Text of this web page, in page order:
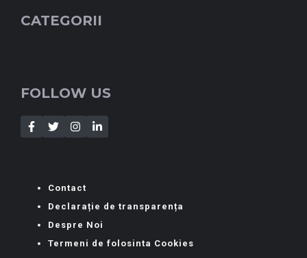
CATEGORII
FOLLOW US
Contact
Declarație de transparența
Despre Noi
Termeni de folosinta Cookies